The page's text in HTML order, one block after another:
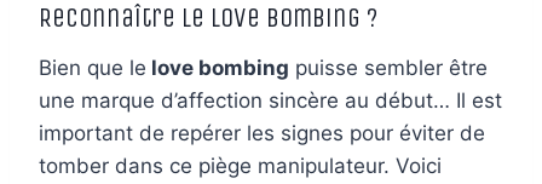
Reconnaître le Love Bombing ?
Bien que le love bombing puisse sembler être
une marque d’affection sincère au début… Il est
important de repérer les signes pour éviter de
tomber dans ce piège manipulateur. Voici